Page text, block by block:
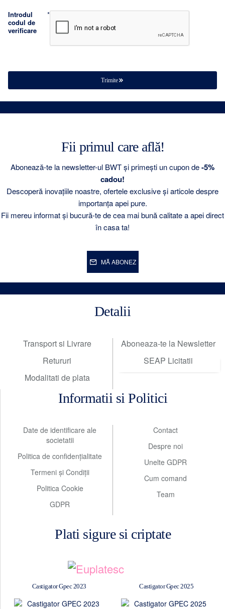
Introdul
codul de
verificare
Trimite
Fii primul care află!
Abonează-te la newsletter-ul BWT și primești un cupon de-5%
cadou!
Descoperă inovațiile noastre, ofertele exclusive și articole despre
importanța apei pure.
Fii mereu informat și bucură-te de cea mai bună calitate a apei direct
în casa ta!
MĂ ABONEZ
Detalii
Transport si Livrare
Retururi
Modalitati de plata
Aboneaza-te la Newsletter
SEAP Licitatii
Informatii si Politici
Date de identificare ale
societatii
Politica de confidențialitate
Termeni și Condiții
Politica Cookie
GDPR
Contact
Despre noi
Unelte GDPR
Cum comand
Team
Plati sigure si criptate
Castigator Gpec 2023 Castigator Gpec 2025